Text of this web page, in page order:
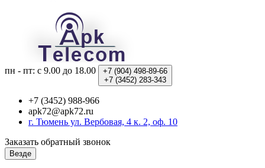
пн - пт: с 9.00 до 18.00 +7 (904) 498-89-66
+7 (3452) 283-343
+7 (3452) 988-966
apk72@apk72.ru
г. Тюмень ул. Вербовая, 4 к. 2, оф. 10
Заказать обратный звонок
Везде